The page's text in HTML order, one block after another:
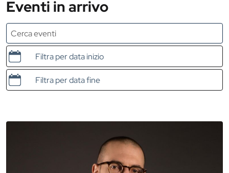
Eventi in arrivo
Data e ora di inizio
Data e ora di fine